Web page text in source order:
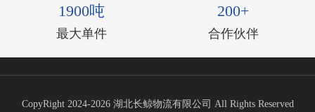
1900吨
最大单件
200+
合作伙伴
CopyRight 2024-2026 湖北长鲸物流有限公司 All Rights Reserved